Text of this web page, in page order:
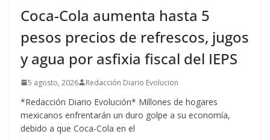
Coca-Cola aumenta hasta 5
pesos precios de refrescos, jugos
y agua por asfixia fiscal del IEPS
5 agosto, 2026 Redacción Diario Evolucion
*Redacción Diario Evolución* Millones de hogares
mexicanos enfrentarán un duro golpe a su economía,
debido a que Coca-Cola en el